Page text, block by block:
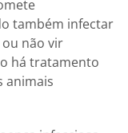
também infectar
não vir
há tratamento
animais